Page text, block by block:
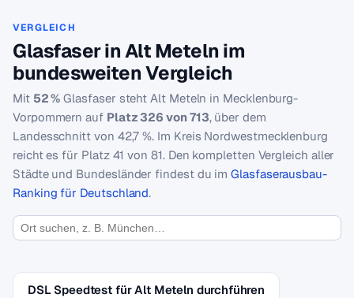
VERGLEICH
Glasfaser in Alt Meteln im
bundesweiten Vergleich
Mit 52 % Glasfaser steht Alt Meteln in Mecklenburg-
Vorpommern auf Platz 326 von 713, über dem
Landesschnitt von 42,7 %. Im Kreis Nordwestmecklenburg
reicht es für Platz 41 von 81. Den kompletten Vergleich aller
Städte und Bundesländer findest du imGlasfaserausbau-
Ranking für Deutschland.
DSL Speedtest für Alt Meteln durchführen